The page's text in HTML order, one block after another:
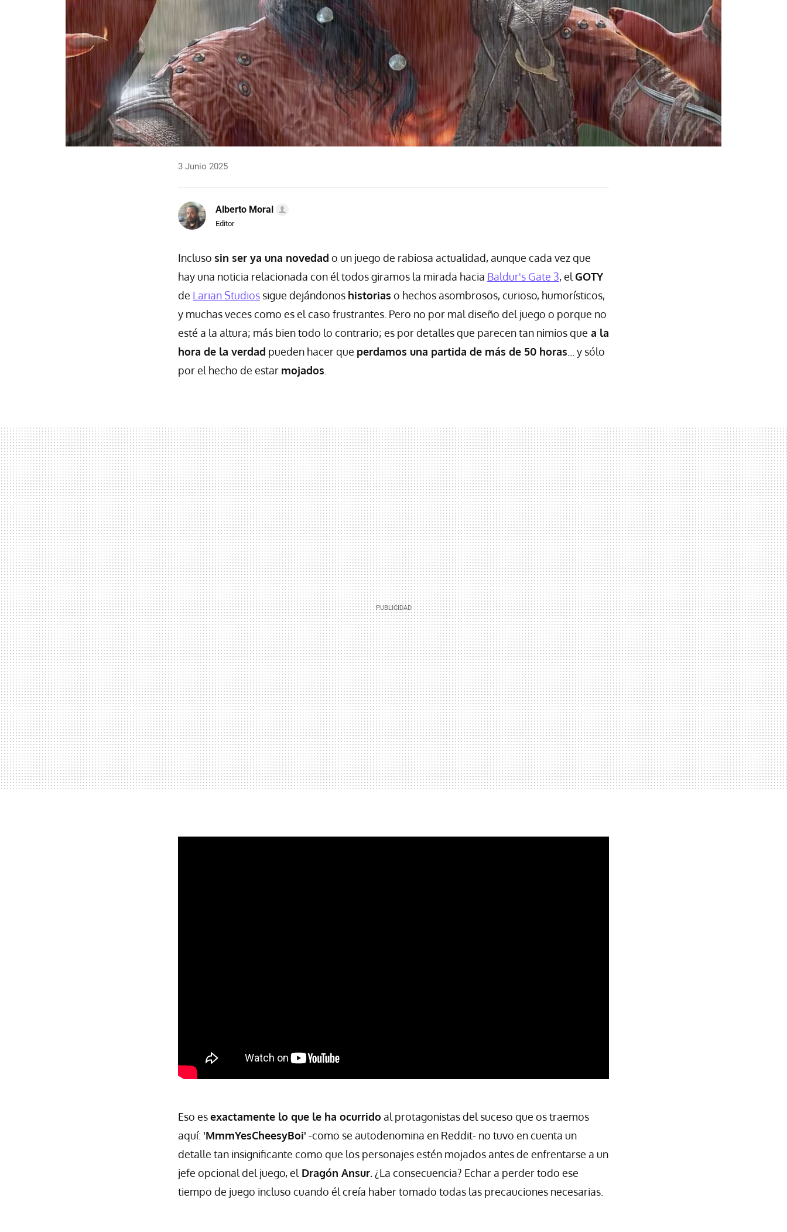
3 Junio 2025
Alberto Moral
Editor
Incluso sin ser ya una novedad o un juego de rabiosa actualidad, aunque cada vez que
hay una noticia relacionada con él todos giramos la mirada hacia Baldur's Gate 3, el GOTY
de Larian Studios sigue dejándonos historias o hechos asombrosos, curioso, humorísticos,
y muchas veces como es el caso frustrantes. Pero no por mal diseño del juego o porque no
esté a la altura; más bien todo lo contrario; es por detalles que parecen tan nimios que a la
hora de la verdad pueden hacer que perdamos una partida de más de 50 horas ... y sólo
por el hecho de estar mojados
Eso esexactamente lo que le ha ocurrido al protagonistas del suceso que os traemos
aquí: 'MmmYesCheesyBoi' -como se autodenomina en Reddit- no tuvo en cuenta un
detalle tan insignificante como que los personajes estén mojados antes de enfrentarse a un
jefe opcional del juego, el Dragón Ansur.¿La consecuencia? Echar a perder todo ese
tiempo de juego incluso cuando él creía haber tomado todas las precauciones necesarias.